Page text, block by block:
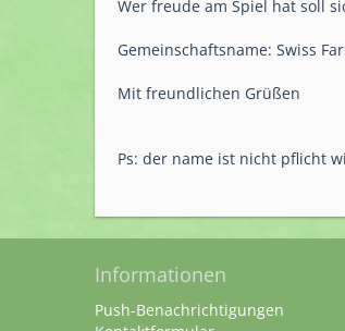
Wer freude am Spiel hat soll
Gemeinschaftsname: Swiss
Mit freundlichen Grüßen
Ps: der name ist nicht pflicht
Informationen
Push-Benachrichtigungen